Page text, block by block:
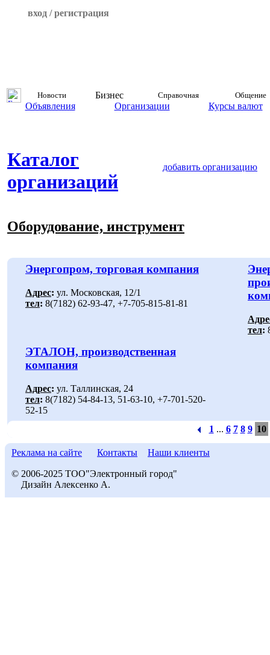
вход / регистрация
Новости Бизнес Справочная Общение
Объявления Организации Курсы валют
Каталог
организаций
добавить организацию
Оборудование, инструмент
Энергопром, торговая компания
Адрес: ул. Московская, 12/1
тел: 8(7182) 62-93-47, +7-705-815-81-81
тел:
ЭТАЛОН, производственная
компания
Адрес: ул. Таллинская, 24
тел: 8(7182) 54-84-13, 51-63-10, +7-701-520-
52-15
1 ... 6 7 8 9 10
Реклама на сайте Контакты Наши клиенты
© 2006-2025 ТОО"Электронный город"
Дизайн Алексенко А.